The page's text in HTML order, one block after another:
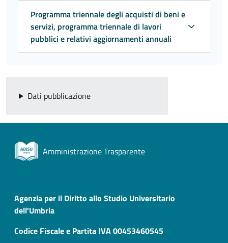
Programma triennale degli acquisti di beni e
servizi, programma triennale di lavori
pubblici e relativi aggiornamenti annuali
Dati pubblicazione
Amministrazione Trasparente
Agenzia per il Diritto allo Studio Universitario
dell'Umbria
Codice Fiscale e Partita IVA 00453460545